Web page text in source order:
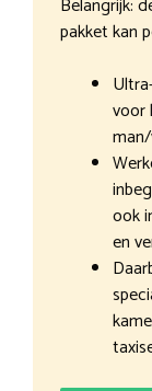
Belangrijk:
pakket kan
voor
ook
en